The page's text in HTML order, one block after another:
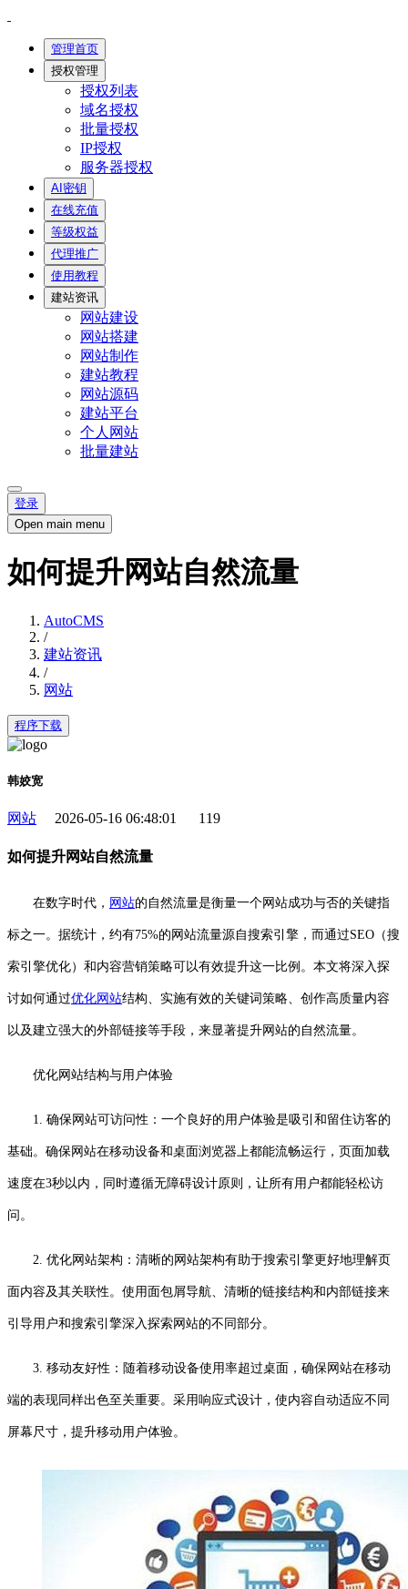
管理首页
授权管理
授权列表
域名授权
批量授权
IP授权
服务器授权
AI密钥
在线充值
等级权益
代理推广
使用教程
建站资讯
网站建设
网站搭建
网站制作
建站教程
网站源码
建站平台
个人网站
批量建站
登录
Open main menu
如何提升网站自然流量
AutoCMS
/
建站资讯
/
网站
程序下载
韩姣宽
网站 2026-05-16 06:48:01 119
如何提升网站自然流量
在数字时代， 网站的自然流量是衡量一个网站成功与否的关键指
标之一。据统计，约有75%的网站流量源自搜索引擎，而通过SEO（搜
索引擎优化）和内容营销策略可以有效提升这一比例。本文将深入探
讨如何通过优化网站结构、实施有效的关键词策略、创作高质量内容
以及建立强大的外部链接等手段，来显著提升网站的自然流量。
优化网站结构与用户体验
1. 确保网站可访问性：一个良好的用户体验是吸引和留住访客的
基础。确保网站在移动设备和桌面浏览器上都能流畅运行，页面加载
速度在3秒以内，同时遵循无障碍设计原则，让所有用户都能轻松访
问。
2. 优化网站架构：清晰的网站架构有助于搜索引擎更好地理解页
面内容及其关联性。使用面包屑导航、清晰的链接结构和内部链接来
引导用户和搜索引擎深入探索网站的不同部分。
3. 移动友好性：随着移动设备使用率超过桌面，确保网站在移动
端的表现同样出色至关重要。采用响应式设计，使内容自动适应不同
屏幕尺寸，提升移动用户体验。